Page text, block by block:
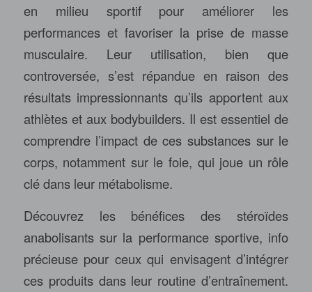
en milieu sportif pour améliorer les
performances et favoriser la prise de masse
musculaire. Leur utilisation, bien que
controversée, s’est répandue en raison des
résultats impressionnants qu’ils apportent aux
athlètes et aux bodybuilders. Il est essentiel de
comprendre l’impact de ces substances sur le
corps, notamment sur le foie, qui joue un rôle
clé dans leur métabolisme.
Découvrez les bénéfices des stéroïdes
anabolisants sur la performance sportive, info
précieuse pour ceux qui envisagent d’intégrer
ces produits dans leur routine d’entraînement.